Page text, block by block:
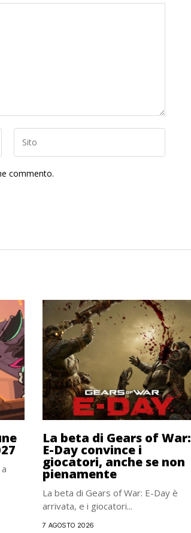
commento.
La beta di Gears of War:
E-Day convince i
giocatori, anche se non
pienamente
La beta di Gears of War: E-Day è
arrivata, e i giocatori...
7 AGOSTO 2026